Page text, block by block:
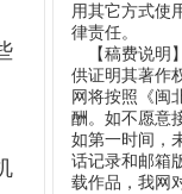
用其它方式使
律责任。
【稿费说明
供证明其著作
网将按照《闽
酬。如不愿意
如第一时间，
话记录和邮箱
载作品，我网